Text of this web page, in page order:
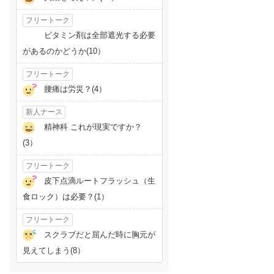
フリートーク
ビタミン剤は全部遮光する必要
があるのかどうか(10）
フリートーク
腰痛は労災？(4）
新人ナース
精神科 これが現実ですか？
(3）
フリートーク
皮下点滴ルートフラッシュ（生
食ロック）は必要？(1）
フリートーク
スクラブだと屈んだ時に胸元が
見えてしまう(8）